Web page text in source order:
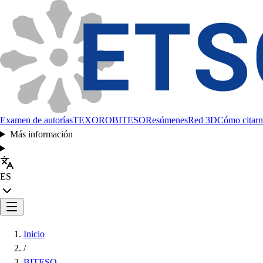
Examen de autoríasTEXOROBITESOResúmenesRed 3DCómo
Más información
ES
Inicio
/